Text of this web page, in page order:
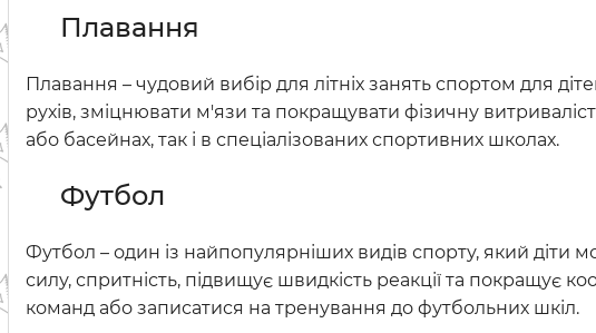
Плавання
Плавання – чудовий вибір для літніх занять спортом для
рухів, зміцнювати м'язи та покращувати фізичну
або басейнах, так і в спеціалізованих спортивних школах.
Футбол
Футбол – один із найпопулярніших видів спорту, який діти
силу, спритність, підвищує швидкість реакції та покращує
команд або записатися на тренування до футбольних шкіл.